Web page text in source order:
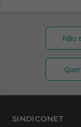
Não
SINDICONET